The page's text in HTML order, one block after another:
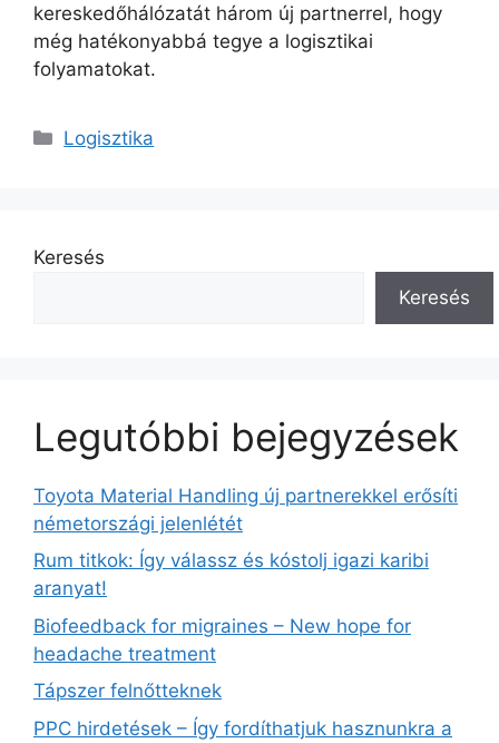
kereskedőhálózatát három új partnerrel, hogy
még hatékonyabbá tegye a logisztikai
folyamatokat.
Kategória
Logisztika
Keresés
Keresés
Legutóbbi bejegyzések
Toyota Material Handling új partnerekkel erősíti
németországi jelenlétét
Rum titkok: Így válassz és kóstolj igazi karibi
aranyat!
Biofeedback for migraines – New hope for
headache treatment
Tápszer felnőtteknek
PPC hirdetések – Így fordíthatjuk hasznunkra a